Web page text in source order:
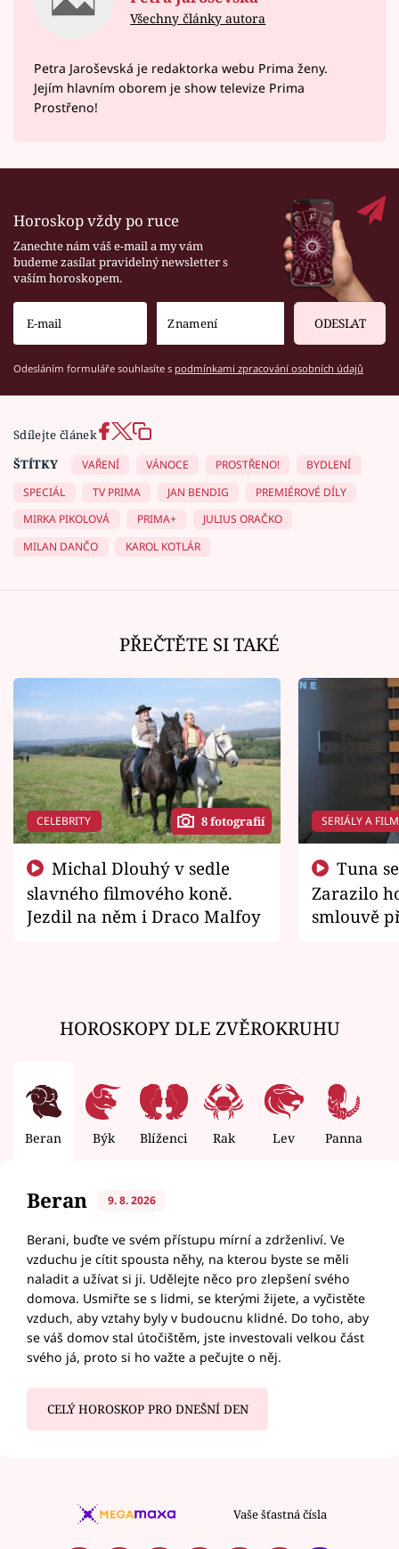
Všechny články autora
Petra Jaroševská je redaktorka webu Prima ženy.
Jejím hlavním oborem je show televize Prima
Prostřeno!
Horoskop vždy po ruce
Zanechte nám váš e-mail a my vám
budeme zasílat pravidelný newsletter s
vaším horoskopem.
ODESLAT
Odesláním formuláře souhlasíte s podmínkami zpracování osobních údajů
Sdílejte článek
ŠTÍTKY
VAŘENÍ VÁNOCE PROSTŘENO!
BYDLENÍ
SPECIÁL
TV PRIMA JAN BENDIG
PREMIÉROVÉ DÍLY
MIRKA PIKOLOVÁ
PRIMA+
JULIUS ORAČKO
MILAN DANČO
KAROL KOTLÁR
PŘEČTĚTE SI TAKÉ
CELEBRITY 8 fotografií
slavného filmového koně.
Jezdil na něm i Draco Malfoy
SERIÁLY A
Zarazilo
smlouvě
HOROSKOPY DLE ZVĚROKRUHU
Beran Býk Blíženci Rak Lev Panna
Beran 9. 8. 2026
Berani, buďte ve svém přístupu mírní a zdrženliví. Ve
vzduchu je cítit spousta něhy, na kterou byste se měli
naladit a užívat si ji. Udělejte něco pro zlepšení svého
domova. Usmiřte se s lidmi, se kterými žijete, a vyčistěte
vzduch, aby vztahy byly v budoucnu klidné. Do toho, aby
se váš domov stal útočištěm, jste investovali velkou část
svého já, proto si ho važte a pečujte o něj.
CELÝ HOROSKOP PRO DNEŠNÍ DEN
Vaše šťastná čísla